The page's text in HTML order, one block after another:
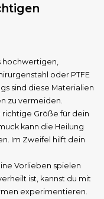
hochwertigen,
oder PTFE
sind diese Materialien
zu vermeiden.
Größe für dein
kann die Heilung
Im Zweifel hilft dein
Vorlieben spielen
ist, kannst du mit
experimentieren.